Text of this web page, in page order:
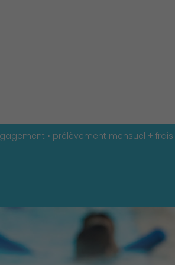
• prélèvement mensuel +